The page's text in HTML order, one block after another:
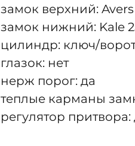
замок верхний:
замок нижний: Kale
цилиндр: ключ/
глазок: нет
нерж порог: да
теплые карманы
регулятор притвора: